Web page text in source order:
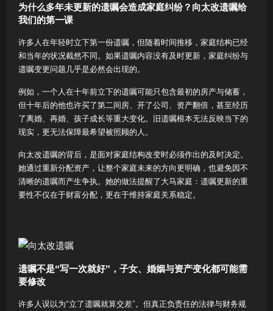
为什么多年未更新的遗嘱会造成家庭纠纷？向太改遗嘱给
我们的第一课
许多人在年轻时立下第一份遗嘱，但随着时间推移，家庭结构已经
和当年的状况截然不同。如果遗嘱内容没有及时更新，家庭纠纷与
遗嘱变更问题几乎是必然会出现的。
例如，一个人在十年前立下的遗嘱可能只包含最初的房产与储蓄，
但十年后的他也许买了第二间房、开了公司、资产翻倍，甚至经历
了离婚、再婚、孩子成长等重大变化。旧遗嘱根本无法反映当下的
现实，更无法保障最希望被照顾的人。
向太改遗嘱的背后，是面对家庭结构改变时必须作出的及时决定。
她通过重新分配资产，让整个家庭未来的方向更明确，也避免因不
清晰的遗嘱而产生争执。她的做法提醒了大马家庭：遗嘱更新的重
要性不仅在于财富分配，更在于维持家庭关系稳定。
遗嘱不是“写一次就好”，子女、婚姻与资产变化都可能需
要修改
许多人误以为“立了遗嘱就算交差”。但真正负责任的法律与财务规